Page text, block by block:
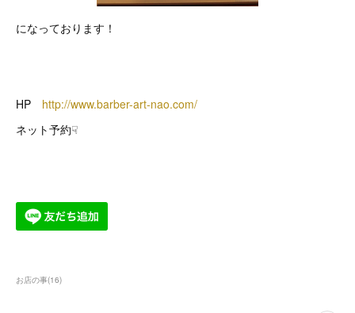
になっております！
HP http://www.barber-art-nao.com/
ネット予約☟
お店の事(16)